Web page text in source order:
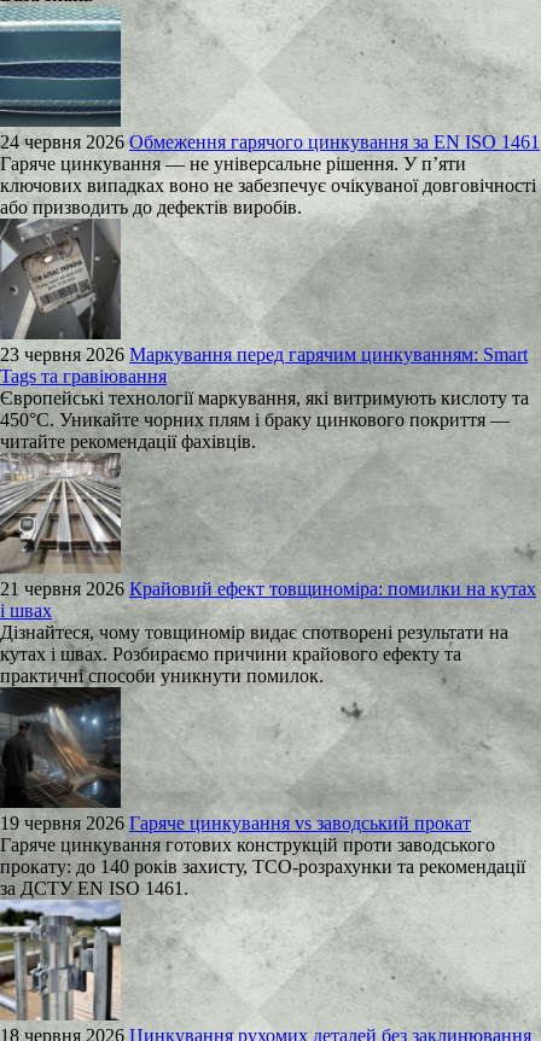
24 червня 2026 Обмеження гарячого цинкування за EN ISO 1461
Гаряче цинкування — не універсальне рішення. У п’яти
ключових випадках воно не забезпечує очікуваної довговічності
або призводить до дефектів виробів.
23 червня 2026 Маркування перед гарячим цинкуванням: Smart
Tags та гравіювання
Європейські технології маркування, які витримують кислоту та
450°C. Уникайте чорних плям і браку цинкового покриття —
читайте рекомендації фахівців.
21 червня 2026 Крайовий ефект товщиноміра: помилки на кутах
і швах
Дізнайтеся, чому товщиномір видає спотворені результати на
кутах і швах. Розбираємо причини крайового ефекту та
практичні способи уникнути помилок.
19 червня 2026 Гаряче цинкування vs заводський прокат
Гаряче цинкування готових конструкцій проти заводського
прокату: до 140 років захисту, TCO-розрахунки та рекомендації
за ДСТУ EN ISO 1461.
18 червня 2026 Цинкування рухомих деталей без заклинювання